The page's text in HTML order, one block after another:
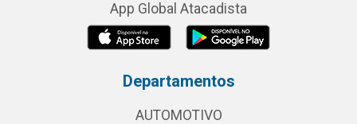
App Global Atacadista
Departamentos
AUTOMOTIVO